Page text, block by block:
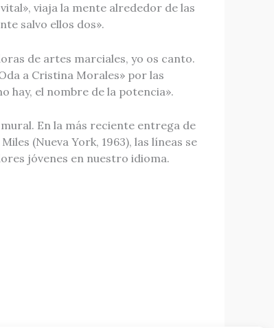
viaja la mente alrededor de las
salvo ellos dos».
de artes marciales, yo os canto.
a Cristina Morales» por las
hay, el nombre de la potencia».
En la más reciente entrega de
(Nueva York, 1963), las líneas se
jóvenes en nuestro idioma.